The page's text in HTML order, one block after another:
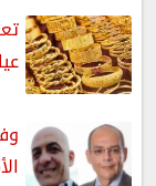
عيار 24